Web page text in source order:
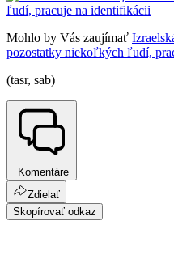
Mohlo by Vás zaujímať
pozostatky niekoľkých ľudí,
(tasr, sab)
Komentáre
Zdielať
Skopírovať odkaz